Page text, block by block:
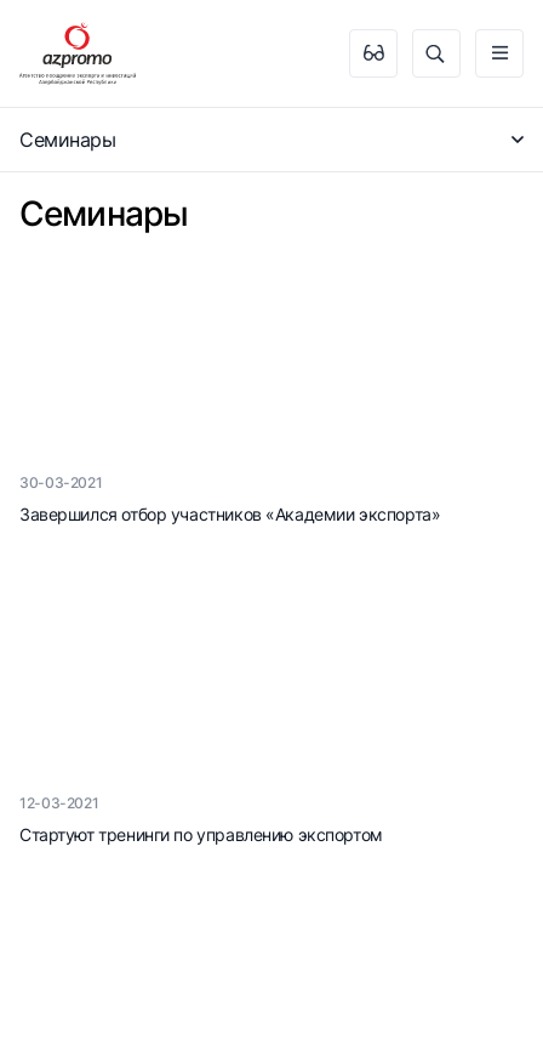
Семинары
Семинары
30-03-2021
Завершился отбор участников «Академии экспорта»
12-03-2021
Стартуют тренинги по управлению экспортом